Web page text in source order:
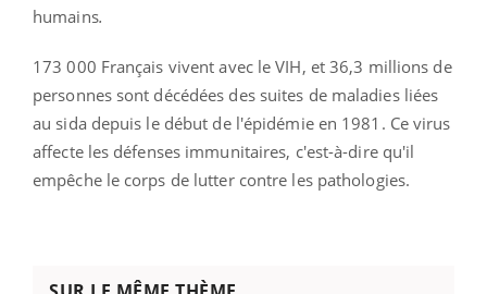
humains.
173 000 Français vivent avec le VIH, et 36,3 millions de
personnes sont décédées des suites de maladies liées
au sida depuis le début de l'épidémie en 1981. Ce virus
affecte les défenses immunitaires, c'est-à-dire qu'il
empêche le corps de lutter contre les pathologies.